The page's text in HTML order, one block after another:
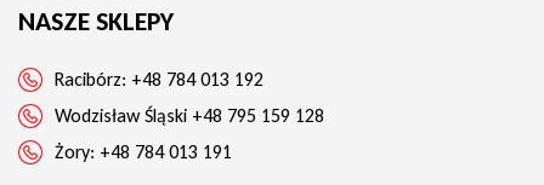
NASZE SKLEPY
Racibórz: +48 784 013 192
Wodzisław Śląski +48 795 159 128
Żory: +48 784 013 191